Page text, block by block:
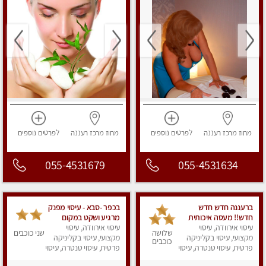
מחוז מרכז רעננה לפרטים נוספים
055-4531634
מחוז מרכז רעננה לפרטים נוספים
055-4531679
ברעננה חדש חדש
חדש!! מעסה איכותית
ומקצועית - highly
recommended..new
in the city
עיסוי אירוודה, עיסוי
מקצועי, עיסוי בקליניקה
פרטית, עיסוי טנטרה, עיסוי
שלושה
כוכבים
בכפר -סבא - עיסוי מפנק
מרגיע ושקט במקום
מדהים עיסוי מושקע
מאוד
עיסוי אירוודה, עיסוי
מקצועי, עיסוי בקליניקה
פרטית, עיסוי טנטרה, עיסוי
שני כוכבים